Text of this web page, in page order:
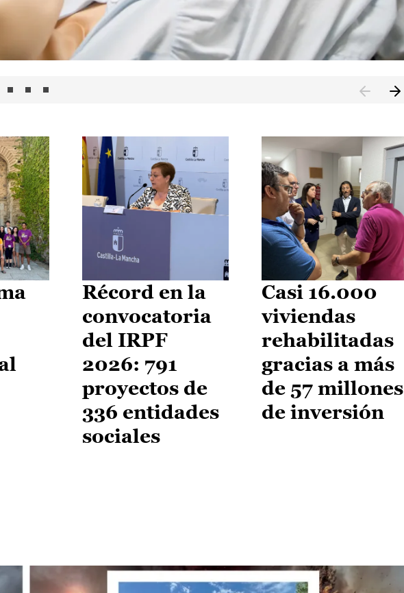
Récord en la
convocatoria
del IRPF
2026: 791
proyectos de
336 entidades
sociales
Casi 16.000
viviendas
rehabilitadas
gracias a más
de 57 millones
de inversión